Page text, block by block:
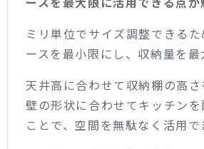
ミリ単位でサイズ調整できる
ースを最小限にし、収納量を最
天井高に合わせて収納棚の高さ
壁の形状に合わせてキッチン
ことで、空間を無駄なく活用で